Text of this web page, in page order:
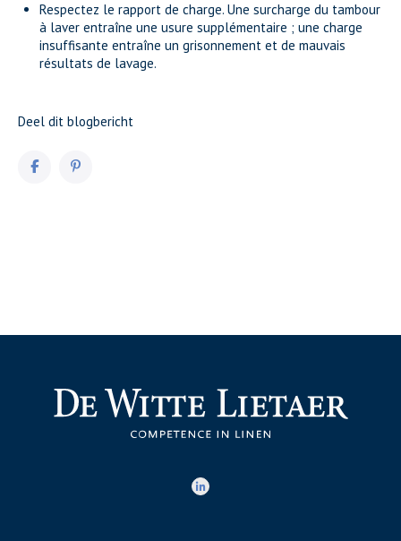
Respectez le rapport de charge. Une surcharge du tambour
à laver entraîne une usure supplémentaire ; une charge
insuffisante entraîne un grisonnement et de mauvais
résultats de lavage.
Deel dit blogbericht